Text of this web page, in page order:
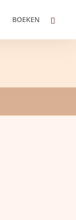
BOEKEN